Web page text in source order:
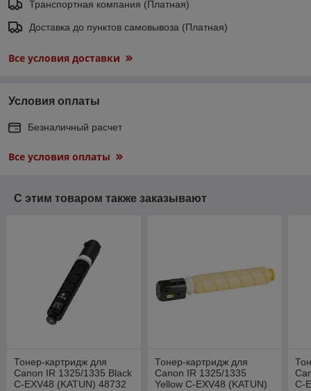
Транспортная компания (Платная)
Доставка до пунктов самовывоза (Платная)
Все условия доставки
Условия оплаты
Безналичный расчет
Все условия оплаты
С этим товаром также заказывают
Тонер-картридж для
Canon IR 1325/1335 Black
C-EXV48 (KATUN) 48732
Тонер-картридж для
Canon IR 1325/1335
Yellow C-EXV48 (KATUN)
C-